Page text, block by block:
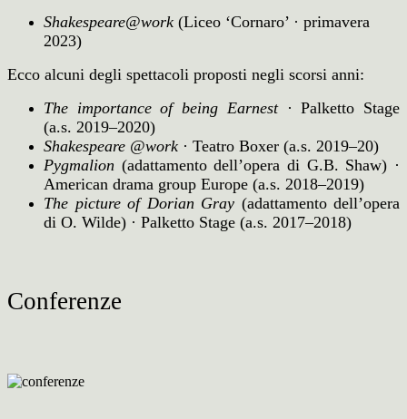
Shakespeare@work (Liceo ‘Cornaro’ · primavera
2023)
Ecco alcuni degli spettacoli proposti negli scorsi anni:
The importance of being Earnest·Palketto Stage
(a.s. 2019–2020)
Shakespeare @work · Teatro Boxer (a.s. 2019–20)
Pygmalion (adattamento dell’opera di G.B. Shaw) ·
American drama group Europe (a.s. 2018–2019)
The picture of Dorian Gray (adattamento dell’opera
di O. Wilde) · Palketto Stage (a.s. 2017–2018)
Conferenze